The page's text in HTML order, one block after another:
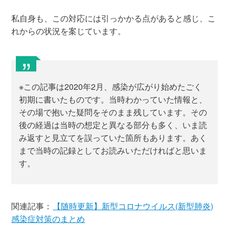
私自身も、この対応には引っかかる点があると感じ、こ
れからの状況を案じています。
※この記事は2020年2月、感染が広がり始めたごく
初期に書いたものです。当時わかっていた情報と、
その場で抱いた疑問をそのまま残しています。その
後の経過は当時の想定と異なる部分も多く、いま読
み返すと見立てを誤っていた箇所もあります。あく
まで当時の記録としてお読みいただければと思いま
す。
関連記事：
【随時更新】新型コロナウイルス(新型肺炎)
感染症対策のまとめ